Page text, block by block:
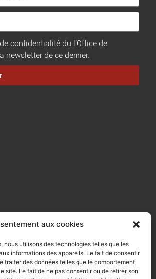
aux cookies
nous utilisons des technologies telles que les
informations des appareils. Le fait de consentir
traiter des données telles que le comportement
site. Le fait de ne pas consentir ou de retirer son
confidentialité du l'Office de
newsletter de ce dernier.